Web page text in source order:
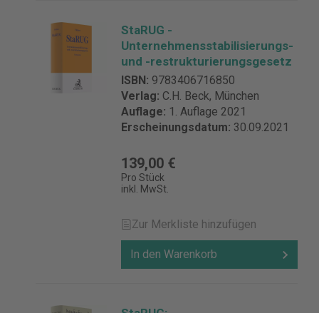
StaRUG -
Unternehmensstabilisierungs-
und -restrukturierungsgesetz
ISBN: 9783406716850
Verlag: C.H. Beck, München
Auflage: 1. Auflage 2021
Erscheinungsdatum: 30.09.2021
139,00 €
Pro Stück
inkl. MwSt.
Zur Merkliste hinzufügen
In den Warenkorb